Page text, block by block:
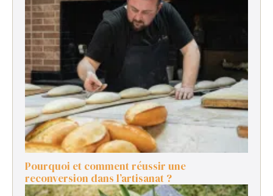
Pourquoi et comment réussir une
reconversion dans l’artisanat ?